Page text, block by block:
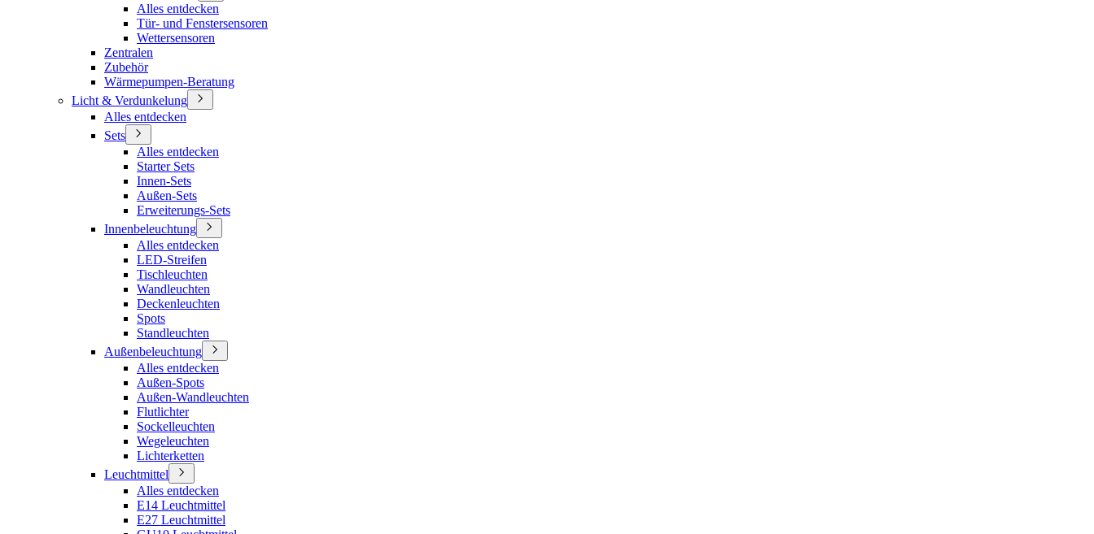
Alles entdecken
Tür- und Fenstersensoren
Wettersensoren
Zentralen
Zubehör
Wärmepumpen-Beratung
Licht & Verdunkelung
Alles entdecken
Sets
Alles entdecken
Starter Sets
Innen-Sets
Außen-Sets
Erweiterungs-Sets
Innenbeleuchtung
Alles entdecken
LED-Streifen
Tischleuchten
Wandleuchten
Deckenleuchten
Spots
Standleuchten
Außenbeleuchtung
Alles entdecken
Außen-Spots
Außen-Wandleuchten
Flutlichter
Sockelleuchten
Wegeleuchten
Lichterketten
Leuchtmittel
Alles entdecken
E14 Leuchtmittel
E27 Leuchtmittel